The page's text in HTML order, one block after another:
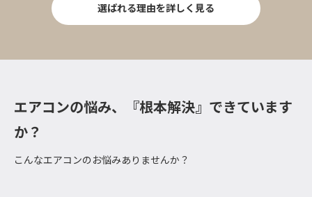
選ばれる理由を詳しく見る
エアコンの悩み、『根本解決』できています
か？
こんなエアコンのお悩みありませんか？